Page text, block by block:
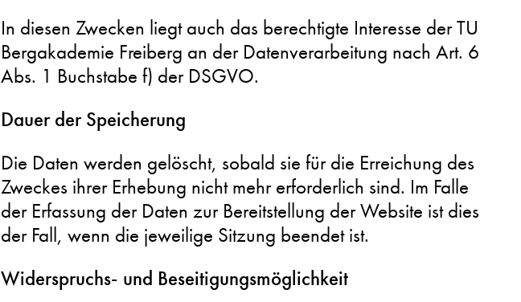
In diesen Zwecken liegt auch das berechtigte Interesse der TU
Bergakademie Freiberg an der Datenverarbeitung nach Art. 6
Abs. 1 Buchstabe f) der DSGVO.
Dauer der Speicherung
Die Daten werden gelöscht, sobald sie für die Erreichung des
Zweckes ihrer Erhebung nicht mehr erforderlich sind. Im Falle
der Erfassung der Daten zur Bereitstellung der Website ist dies
der Fall, wenn die jeweilige Sitzung beendet ist.
Widerspruchs- und Beseitigungsmöglichkeit